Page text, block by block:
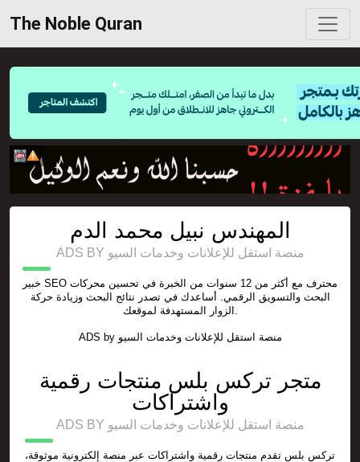
The Noble Quran
المهندس نبيل محمد الدم
ADS BY منصة استقل للإعلانات وخدمات السيو
خبير SEO محترف مع أكثر من 12 سنوات من الخبرة في تحسين محركات
البحث والتسويق الرقمي. أساعدك في تصدر نتائج البحث وزيادة حركة
الزوار المستهدفة لموقعك.
ADS by منصة استقل للإعلانات وخدمات السيو
متجر تركس بلس منتجات رقمية
واشتراكات
ADS BY منصة استقل للإعلانات وخدمات السيو
تركس بلس تقدم منتجات رقمية واشتراكات عبر منصة إلكترونية موثوقة،